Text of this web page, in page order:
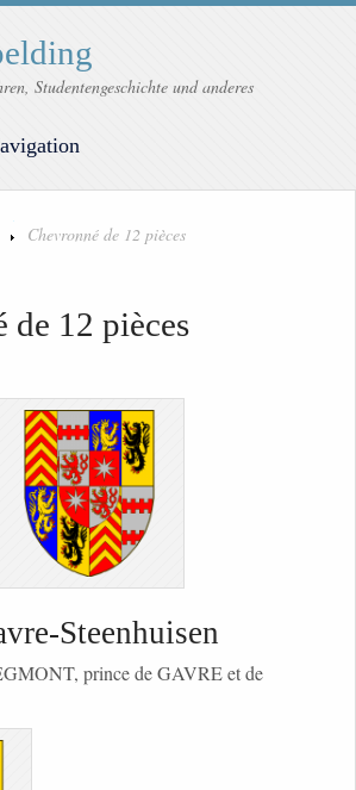
Studentengeschichte und anderes
Chevronné de 12 pièces
de 12 pièces
Steenhuisen
prince de GAVRE et de